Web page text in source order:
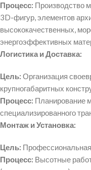
Процесс: Производство
3D-фигур, элементов
высококачественных,
энергоэффективных
Логистика и Доставка:
Цель: Организация
крупногабаритных
Процесс: Планирование
специализированного
Монтаж и Установка:
Цель:
Процесс: Высотные